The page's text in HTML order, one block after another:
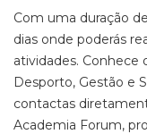
Com uma duração
dias onde poderás
atividades. Conhece
Desporto, Gestão e
contactas
Academia Forum,